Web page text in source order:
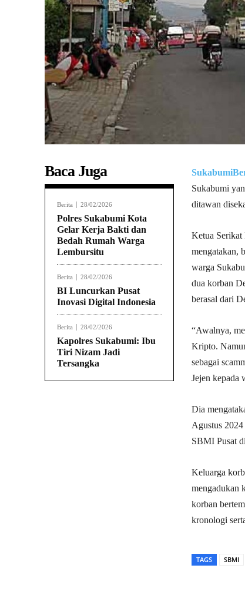
Baca Juga
Berita 28/02/2026
Polres Sukabumi Kota
Gelar Kerja Bakti dan
Bedah Rumah Warga
Lembursitu
Berita 28/02/2026
BI Luncurkan Pusat
Inovasi Digital Indonesia
Berita 28/02/2026
Kapolres Sukabumi: Ibu
Tiri Nizam Jadi
Tersangka
Sukabumi
ditawan
Ketua
mengatakan,
warga
dua korban
berasal dari
“Awalnya,
Kripto.
sebagai
Jejen kepada
Dia
Agustus
SBMI Pusat
Keluarga
mengadukan
korban
kronologi
TAGS SBMI